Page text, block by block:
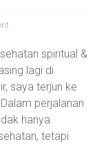
spiritual &
lagi di
saya terjun ke
perjalanan
hanya
tetapi